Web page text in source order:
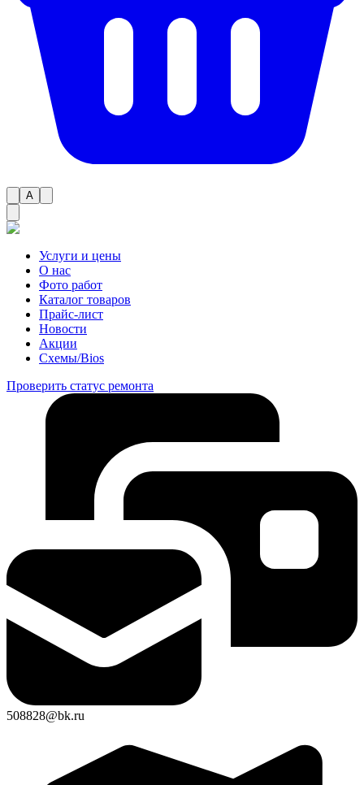
A
Услуги и цены
О нас
Фото работ
Каталог товаров
Прайс-лист
Новости
Акции
Схемы/Bios
Проверить статус ремонта
508828@bk.ru